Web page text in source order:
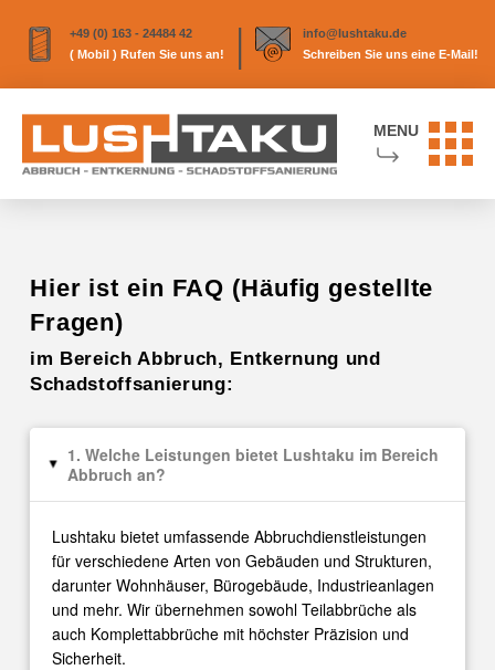
+49 (0) 163 - 24484 42
( Mobil ) Rufen Sie uns an!
|
info@lushtaku.de
Schreiben Sie uns eine E-Mail!
MENU
Hier ist ein FAQ (Häufig gestellte
Fragen)
im Bereich Abbruch, Entkernung und
Schadstoffsanierung:
▸
1. Welche Leistungen bietet Lushtaku im Bereich
Abbruch an?
Lushtaku bietet umfassende Abbruchdienstleistungen
für verschiedene Arten von Gebäuden und Strukturen,
darunter Wohnhäuser, Bürogebäude, Industrieanlagen
und mehr. Wir übernehmen sowohl Teilabbrüche als
auch Komplettabbrüche mit höchster Präzision und
Sicherheit.